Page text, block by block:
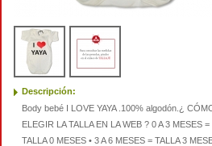
Descripción:
Body bebé I LOVE YAYA .100% algodón.¿
ELEGIR LA TALLA EN LA WEB ? 0 A 3 MESES =
TALLA 0 MESES • 3 A 6 MESES = TALLA 3